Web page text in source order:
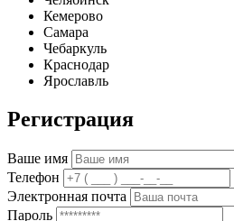
Кемерово
Самара
Чебаркуль
Краснодар
Ярославль
Регистрация
Ваше имя
Телефон
Электронная почта
Пароль